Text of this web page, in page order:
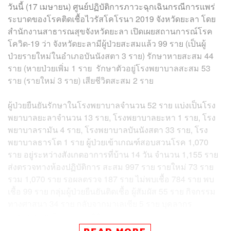
วันนี้ (17 เมษายน) ศูนย์ปฏิบัติการภาวะฉุกเฉินกรณีการแพร่
ระบาดของโรคติดเชื้อไวรัสโคโรนา 2019 จังหวัดยะลา โดย
สำนักงานสาธารณสุขจังหวัดยะลา เปิดเผยสถานการณ์โรค
โควิด-19 ว่า จังหวัดยะลามีผู้ป่วยสะสมแล้ว 99 ราย (เป็นผู้
ป่วยรายใหม่ในอำเภอบันนังสตา 3 ราย) รักษาหายสะสม 44
ราย (หายป่วยเพิ่ม 1 ราย รักษาตัวอยู่โรงพยาบาลสะสม 53
ราย (รายใหม่ 3 ราย) เสียชีวิตสะสม 2 ราย
ผู้ป่วยยืนยันรักษาในโรงพยาบาลจำนวน 52 ราย แบ่งเป็นโรง
พยาบาลยะลาจำนวน 13 ราย, โรงพยาบาลยะหา 1 ราย, โรง
พยาบาลรามัน 4 ราย, โรงพยาบาลบันนังสตา 33 ราย, โรง
พยาบาลธารโต 1 ราย ผู้ป่วยเข้าเกณฑ์สอบสวนโรค 1,070
ราย อยู่ระหว่างสังเกตอาการที่บ้าน 14 วัน จำนวน 1,155 ราย
ส่งตรวจทางห้องปฏิบัติการ สะสม 997 ราย รายใหม่ 73 ราย
รวม 1,070 ราย รอผลตรวจ 187 ราย ไม่พบเชื้อ 784 ราย พบ